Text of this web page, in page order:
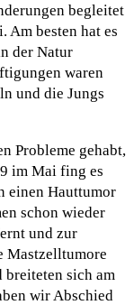
begleitet
Am besten hat es
der Natur
waren
und die Jungs
Probleme gehabt,
im Mai fing es
einen Hauttumor
schon wieder
und zur
Mastzelltumore
sich am
wir Abschied